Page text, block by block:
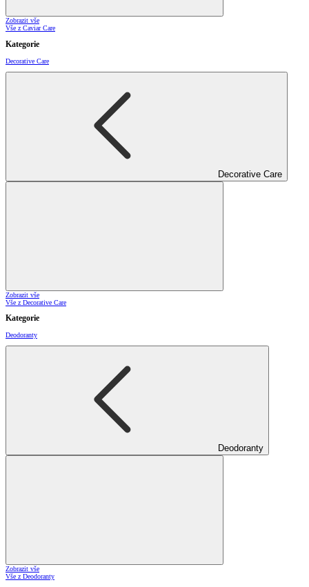
Zobrazit vše
Vše z Caviar Care
Kategorie
Decorative Care
Decorative Care
Zobrazit vše
Vše z Decorative Care
Kategorie
Deodoranty
Deodoranty
Zobrazit vše
Vše z Deodoranty